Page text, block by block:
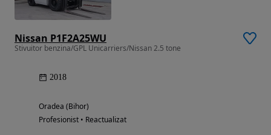
Nissan P1F2A25WU
Stivuitor benzina/GPL Unicarriers/Nissan 2.5 tone
2018
Oradea (Bihor)
Profesionist • Reactualizat